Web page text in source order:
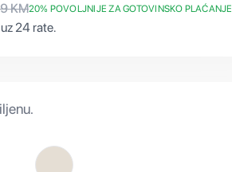
KM20% POVOLJNIJE ZA GOTOVINSKO PLAĆANJE
24 rate.